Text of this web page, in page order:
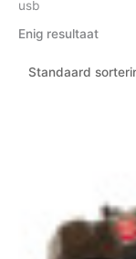
usb
Enig resultaat